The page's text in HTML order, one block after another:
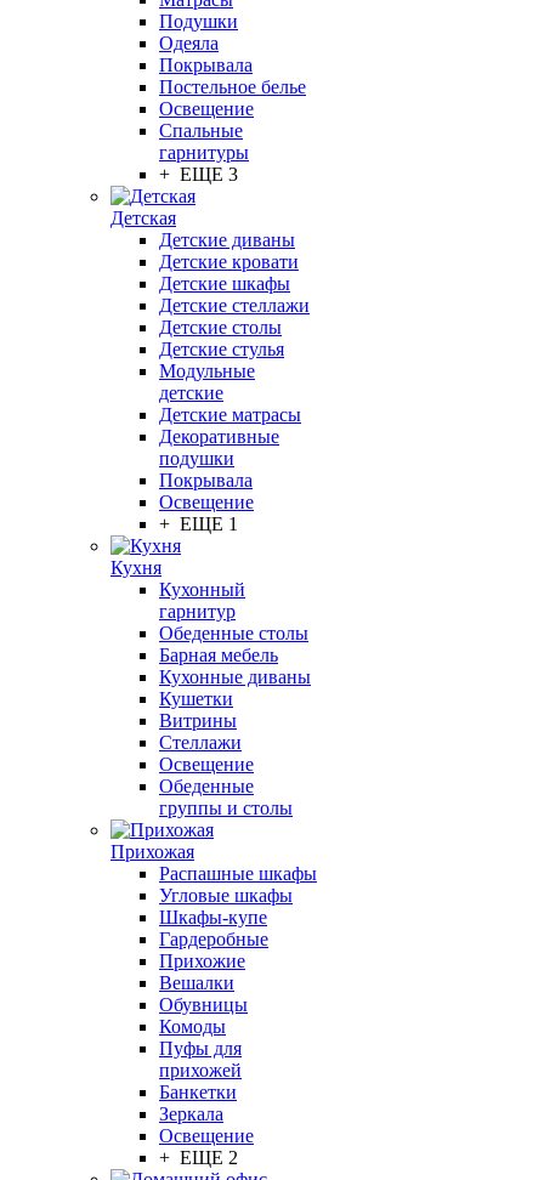
Подушки
Одеяла
Покрывала
Постельное белье
Освещение
Спальные
гарнитуры
+ ЕЩЕ 3
Детская
Детские диваны
Детские кровати
Детские шкафы
Детские стеллажи
Детские столы
Детские стулья
Модульные
детские
Детские матрасы
Декоративные
подушки
Покрывала
Освещение
+ ЕЩЕ 1
Кухня
Кухонный
гарнитур
Обеденные столы
Барная мебель
Кухонные диваны
Кушетки
Витрины
Стеллажи
Освещение
Обеденные
группы и столы
Прихожая
Распашные шкафы
Угловые шкафы
Шкафы-купе
Гардеробные
Прихожие
Вешалки
Обувницы
Комоды
Пуфы для
прихожей
Банкетки
Зеркала
Освещение
+ ЕЩЕ 2